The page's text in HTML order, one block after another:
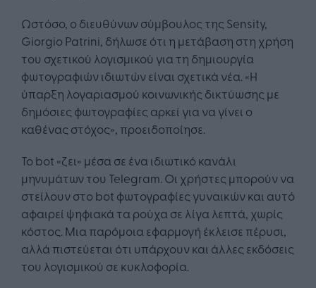
Ωστόσο, ο διευθύνων σύμβουλος της Sensity,
Giorgio Patrini, δήλωσε ότι η μετάβαση στη χρήση
του σχετικού λογισμικού για τη δημιουργία
φωτογραφιών ιδιωτών είναι σχετικά νέα. «Η
ύπαρξη λογαριασμού κοινωνικής δικτύωσης με
δημόσιες φωτογραφίες αρκεί για να γίνει ο
καθένας στόχος», προειδοποίησε.
Το bot «ζει» μέσα σε ένα ιδιωτικό κανάλι
μηνυμάτων του Telegram. Οι χρήστες μπορούν να
στείλουν στο bot φωτογραφίες γυναικών και αυτό
αφαιρεί ψηφιακά τα ρούχα σε λίγα λεπτά, χωρίς
κόστος. Μια παρόμοια εφαρμογή έκλεισε πέρυσι,
αλλά πιστεύεται ότι υπάρχουν και άλλες εκδόσεις
του λογισμικού σε κυκλοφορία.